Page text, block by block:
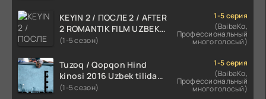
KEYIN 2 / ПОСЛЕ 2 / AFTER
2 ROMANTIK FILM UZBEK
TILIDA 2020 TARJIMA FILM
(1-5 сезон)
1-5 серия
(BaibaKo,
Профессиональный
многоголосый)
Tuzoq / Qopqon Hind
kinosi 2016 Uzbek tilida
tarjima film HD
(1-5 сезон)
1-5 серия
(BaibaKo,
Профессиональный
многоголосый)